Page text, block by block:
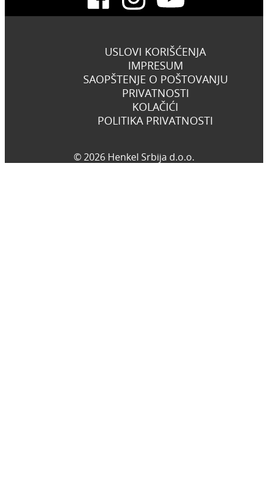
USLOVI KORIŠĆENJA
IMPRESUM
SAOPŠTENJE O POŠTOVANJU
PRIVATNOSTI
KOLAČIĆI
POLITIKA PRIVATNOSTI
© 2026 Henkel Srbija d.o.o.